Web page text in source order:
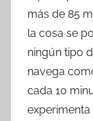
más de 85
la cosa se
ningún tipo
navega
cada 10